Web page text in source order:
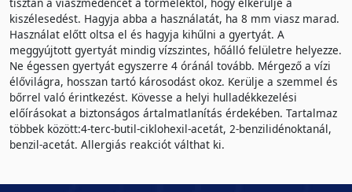
kiszélesedést. Hagyja abba a használatát, ha 8 mm viasz marad.
Használat előtt oltsa el és hagyja kihűlni a gyertyát. A
meggyújtott gyertyát mindig vízszintes, hőálló felületre helyezze.
Ne égessen gyertyát egyszerre 4 óránál tovább. Mérgező a vízi
élővilágra, hosszan tartó károsodást okoz. Kerülje a szemmel és
bőrrel való érintkezést. Kövesse a helyi hulladékkezelési
előírásokat a biztonságos ártalmatlanítás érdekében. Tartalmaz
többek között:4-terc-butil-ciklohexil-acetát, 2-benzilidénoktanál,
benzil-acetát. Allergiás reakciót válthat ki.